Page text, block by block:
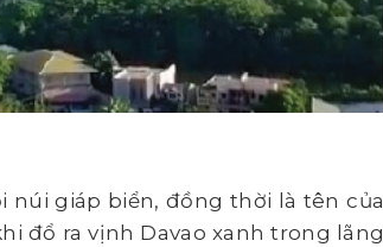
núi giáp biển, đồng thời là tên của
đổ ra vịnh Davao xanh trong lãng